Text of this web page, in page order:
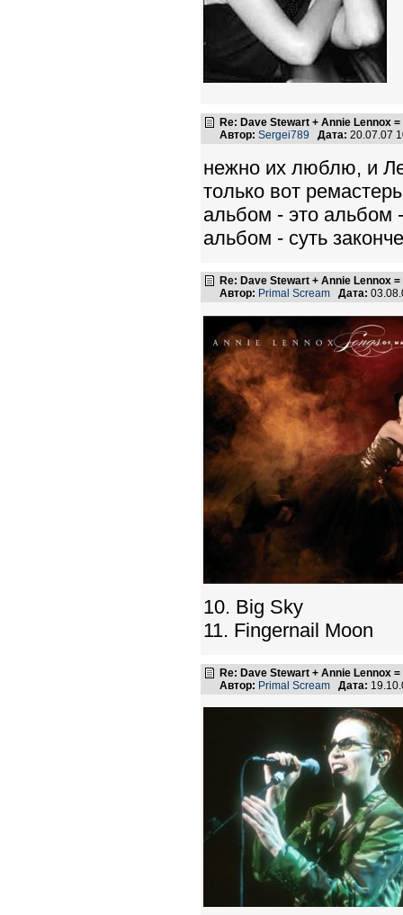
Re: Dave Stewart + Annie Lennox
Автор: Sergei789 Дата: 20.07.07
нежно их люблю, и
только вот
альбом - это альбом
альбом - суть
Re: Dave Stewart + Annie Lennox
Автор: Primal Scream Дата:
10. Big Sky
11. Fingernail Moon
Re: Dave Stewart + Annie Lennox
Автор: Primal Scream Дата: